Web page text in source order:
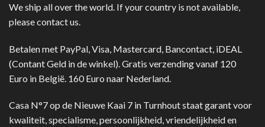
We ship all over the world. If your country is not available,
please contact us.
Betalen met PayPal, Visa, Mastercard, Bancontact, iDEAL
(Contant Geld in de winkel). Gratis verzending vanaf 120
Euro in België. 160 Euro naar Nederland.
Casa N°7 op de Nieuwe Kaai 7 in Turnhout staat garant voor
kwaliteit, specialisme, persoonlijkheid, vriendelijkheid en